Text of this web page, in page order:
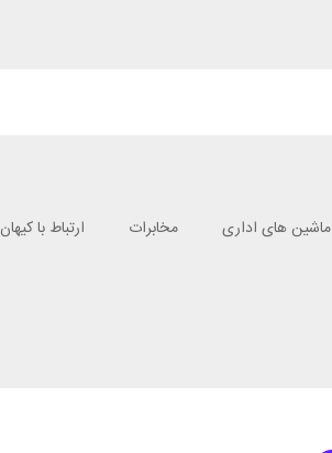
ماشین های اداری مخابرات ارتباط با کیهان